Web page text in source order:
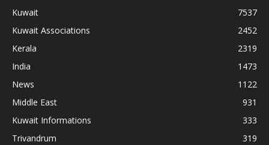
Kuwait
7537
Kuwait Associations
2452
Kerala
2319
India
1473
News
1122
Middle East
931
Kuwait Informations
333
Trivandrum
319